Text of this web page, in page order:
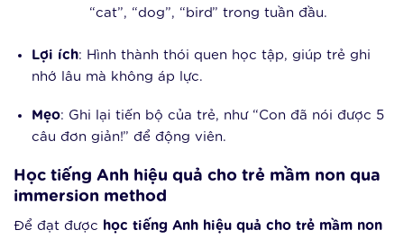
“cat”, “dog”, “bird” trong tuần đầu.
Lợi ích: Hình thành thói quen học tập, giúp trẻ ghi
nhớ lâu mà không áp lực.
Mẹo: Ghi lại tiến bộ của trẻ, như “Con đã nói được 5
câu đơn giản!” để động viên.
Học tiếng Anh hiệu quả cho trẻ mầm non qua
immersion method
Để đạt được học tiếng Anh hiệu quả cho trẻ mầm non